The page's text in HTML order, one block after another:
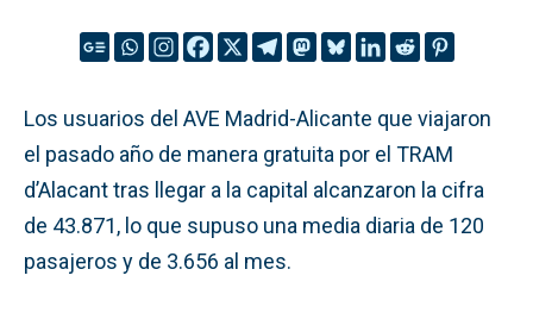
Los usuarios del AVE Madrid-Alicante que viajaron
el pasado año de manera gratuita por el TRAM
d’Alacant tras llegar a la capital alcanzaron la cifra
de 43.871, lo que supuso una media diaria de 120
pasajeros y de 3.656 al mes.